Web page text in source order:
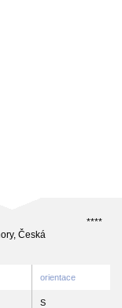
****
Česká
orientace
S